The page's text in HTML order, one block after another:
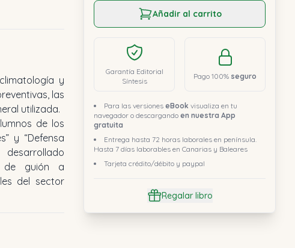
Añadir al carrito
Garantía Editorial
Síntesis
Pago 100% seguro
Para las versiones eBook visualiza en tu
navegador o descargando en nuestra App
gratuita
Entrega hasta 72 horas laborales en península.
Hasta 7 días laborables en Canarias y Baleares
Tarjeta crédito/débito y paypal
Regalar libro
y
las
utilizada.
de los
y “Defensa
de guión a
del sector